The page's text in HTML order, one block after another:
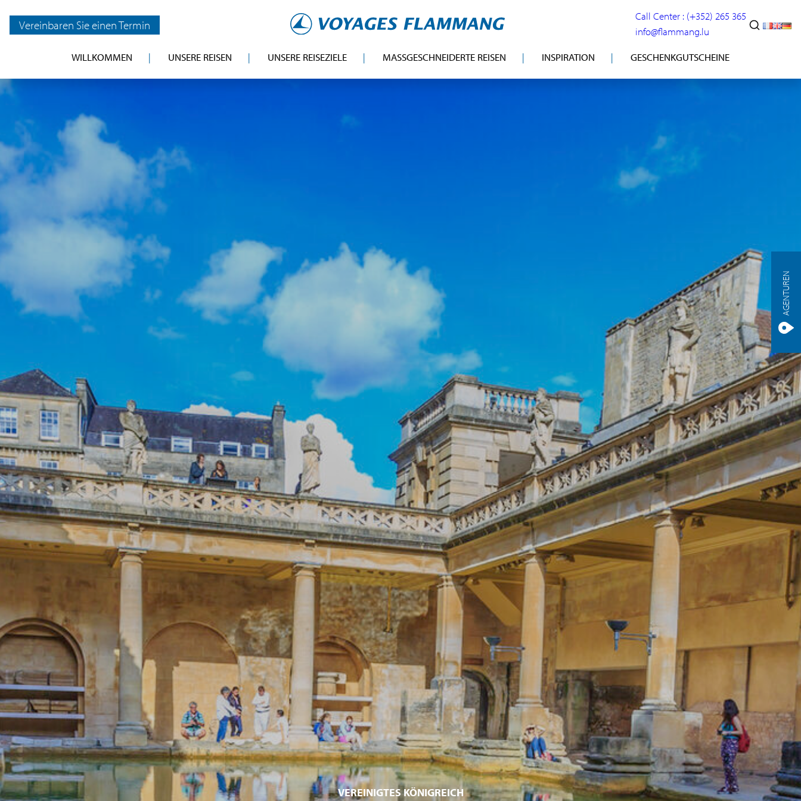
Vereinbaren Sie einen Termin
Call Center : (+352) 265 365
info@flammang.lu
AGENTUREN
WILLKOMMEN UNSERE REISEN UNSERE REISEZIELE MASSGESCHNEIDERTE REISEN INSPIRATION GESCHENKGUTSCHEINE
VEREINIGTES KÖNIGREICH